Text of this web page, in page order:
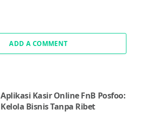
ADD A COMMENT
Aplikasi Kasir Online FnB Posfoo:
Kelola Bisnis Tanpa Ribet